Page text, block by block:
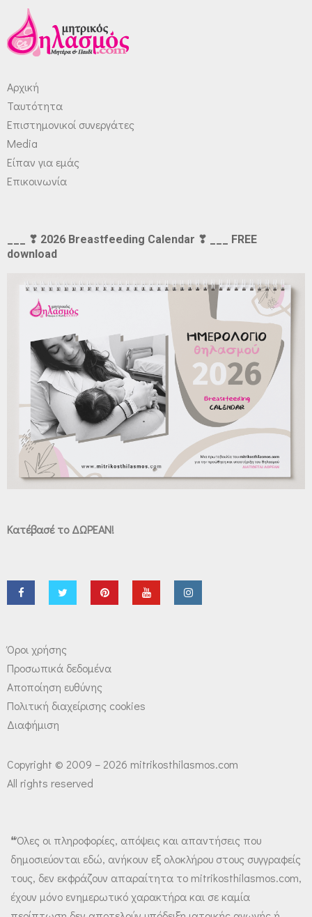
Αρχική
Ταυτότητα
Επιστημονικοί συνεργάτες
Media
Είπαν για εμάς
Επικοινωνία
___ ❣ 2026 Breastfeeding Calendar ❣ ___ FREE
download
Κατέβασέ το ΔΩΡΕΑΝ!
Όροι χρήσης
Προσωπικά δεδομένα
Αποποίηση ευθύνης
Πολιτική διαχείρισης cookies
Διαφήμιση
Copyright © 2009 – 2026 mitrikosthilasmos.com
All rights reserved
❝Όλες οι πληροφορίες, απόψεις και απαντήσεις που
δημοσιεύονται εδώ, ανήκουν εξ ολοκλήρου στους συγγραφείς
τους, δεν εκφράζουν απαραίτητα το mitrikosthilasmos.com,
έχουν μόνο ενημερωτικό χαρακτήρα και σε καμία